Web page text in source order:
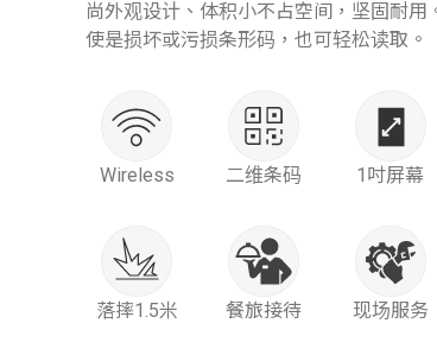
尚外观设计、体积小不占空间，坚固耐
使是损坏或污损条形码，也可轻松读取。
Wireless 二维条码 1吋屏幕
落摔1.5米 餐旅接待 现场服务